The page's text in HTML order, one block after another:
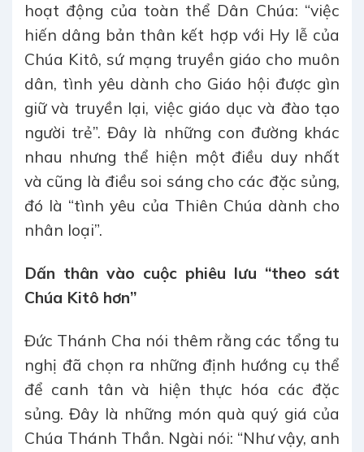
hoạt động của toàn thể Dân Chúa: “việc
hiến dâng bản thân kết hợp với Hy lễ của
Chúa Kitô, sứ mạng truyền giáo cho muôn
dân, tình yêu dành cho Giáo hội được gìn
giữ và truyền lại, việc giáo dục và đào tạo
người trẻ”. Đây là những con đường khác
nhau nhưng thể hiện một điều duy nhất
và cũng là điều soi sáng cho các đặc sủng,
đó là “tình yêu của Thiên Chúa dành cho
nhân loại”.
Dấn thân vào cuộc phiêu lưu “theo sát
Chúa Kitô hơn”
Đức Thánh Cha nói thêm rằng các tổng tu
nghị đã chọn ra những định hướng cụ thể
để canh tân và hiện thực hóa các đặc
sủng. Đây là những món quà quý giá của
Chúa Thánh Thần. Ngài nói: “Như vậy, anh